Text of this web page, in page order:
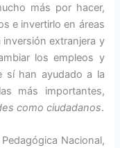
más por hacer,
e invertirlo en áreas
extranjera y
los empleos y
sí han ayudado a la
más importantes,
como ciudadanos.
Nacional,